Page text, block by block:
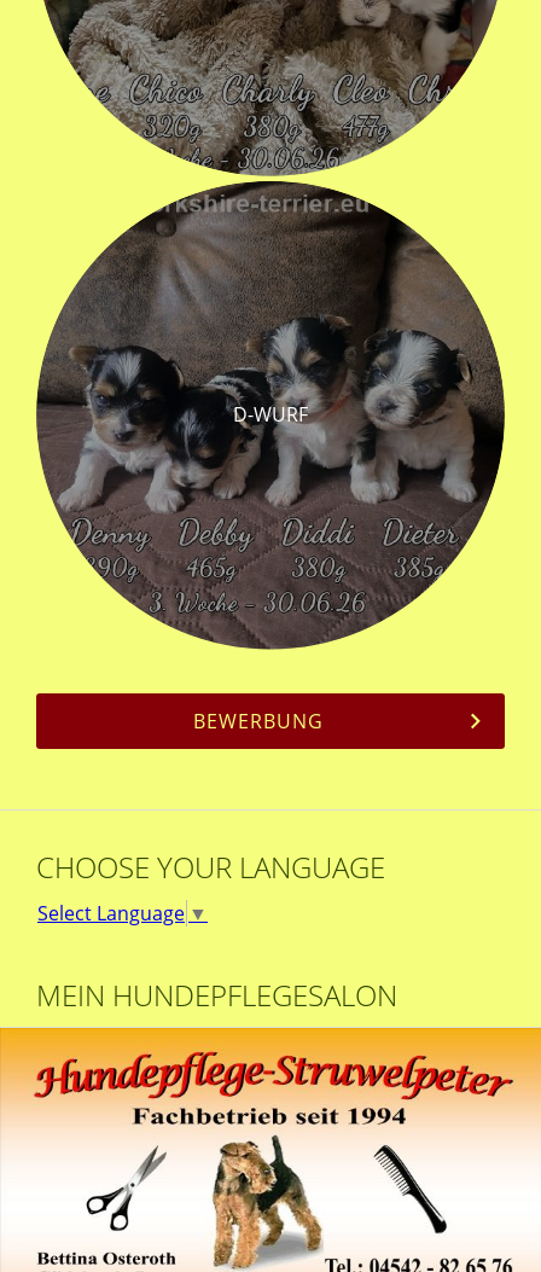
D-WURF
BEWERBUNG
CHOOSE YOUR LANGUAGE
Select Language ▼
MEIN HUNDEPFLEGESALON